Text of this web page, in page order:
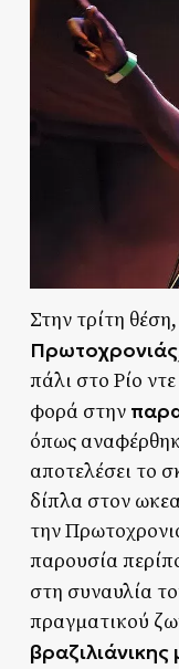
Στην τρίτη
Πρωτοχρονιάς
πάλι στο Ρίο
φορά στην
όπως
αποτελέσει το
δίπλα στον
την
παρουσία
στη συναυλία
πραγματικού
βραζιλιάνικης